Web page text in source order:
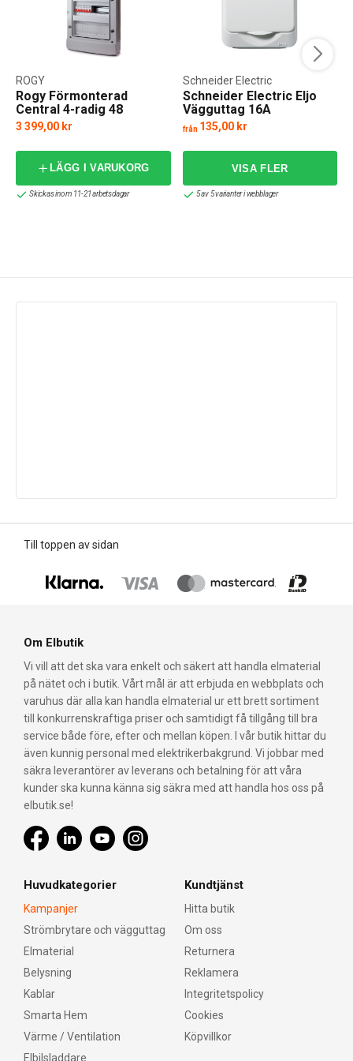
Rogy Förmonterad
Central 4-radig 48
moduler IP65
ROGY
3 399,00 kr
LÄGG I VARUKORG
Skickas inom 11-21 arbetsdagar
Schneider Electric Eljo
Vägguttag 16A
Schneider Electric
från 135,00 kr
5 av 5 varianter i webblager
Till toppen av sidan
Om Elbutik
Vi vill att det ska vara enkelt och säkert att handla elmaterial
på nätet och i butik. Vårt mål är att erbjuda en webbplats och
varuhus där alla kan handla elmaterial ur ett brett sortiment
till konkurrenskraftiga priser och samtidigt få tillgång till bra
service både före, efter och mellan köpen. I vår butik hittar du
även kunnig personal med elektrikerbakgrund. Vi jobbar med
säkra leverantörer av leverans och betalning för att våra
kunder ska kunna känna sig säkra med att handla hos oss på
elbutik.se!
Huvudkategorier
Kampanjer
Strömbrytare och vägguttag
Elmaterial
Belysning
Kablar
Smarta Hem
Värme / Ventilation
Elbilsladdare
Kundtjänst
Hitta butik
Om oss
Returnera
Reklamera
Integritetspolicy
Cookies
Köpvillkor